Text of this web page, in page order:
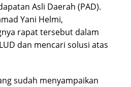
Asli Daerah (PAD).
Yani Helmi,
rapat tersebut dalam
dan mencari solusi atas
sudah menyampaikan